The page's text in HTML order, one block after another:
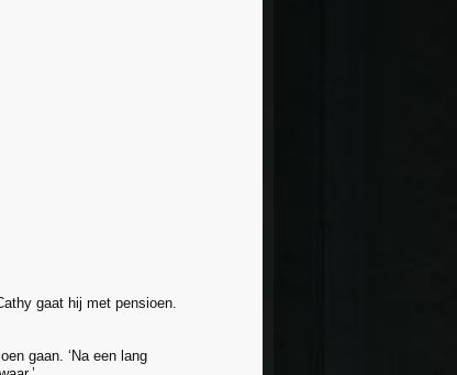
gaat hij met pensioen.
gaan. ‘Na een lang